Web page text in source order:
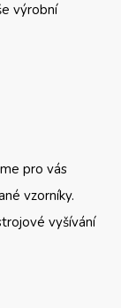
výrobní
pro vás
vzorníky.
vyšívání